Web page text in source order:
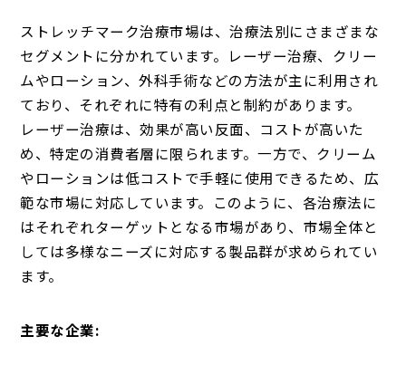
ストレッチマーク治療市場は、治療法別にさまざまな
セグメントに分かれています。レーザー治療、クリー
ムやローション、外科手術などの方法が主に利用され
ており、それぞれに特有の利点と制約があります。
レーザー治療は、効果が高い反面、コストが高いた
め、特定の消費者層に限られます。一方で、クリーム
やローションは低コストで手軽に使用できるため、広
範な市場に対応しています。このように、各治療法に
はそれぞれターゲットとなる市場があり、市場全体と
しては多様なニーズに対応する製品群が求められてい
ます。
主要な企業: